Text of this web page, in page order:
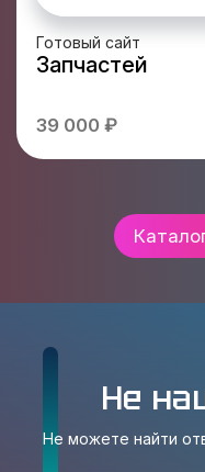
Готовый сайт
Запчастей
39 000 ₽
Не
Не можете найти